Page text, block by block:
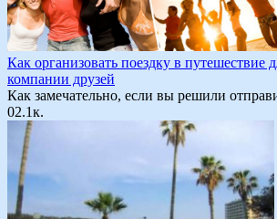
Как организовать поездку в путешествие
компании друзей
Как замечательно, если вы решили
02.1к.